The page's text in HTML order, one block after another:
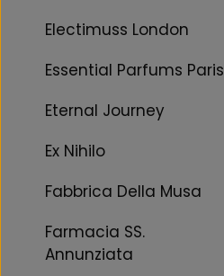
Electimuss London
Essential Parfums Paris
Eternal Journey
Ex Nihilo
Fabbrica Della Musa
Farmacia SS.
Annunziata